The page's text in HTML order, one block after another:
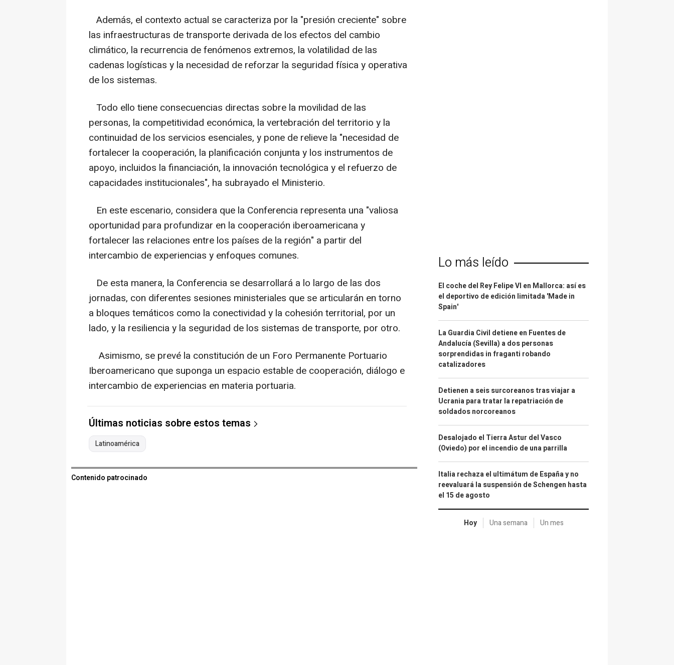
Además, el contexto actual se caracteriza por la "presión creciente" sobre
las infraestructuras de transporte derivada de los efectos del cambio
climático, la recurrencia de fenómenos extremos, la volatilidad de las
cadenas logísticas y la necesidad de reforzar la seguridad física y operativa
de los sistemas.
Todo ello tiene consecuencias directas sobre la movilidad de las
personas, la competitividad económica, la vertebración del territorio y la
continuidad de los servicios esenciales, y pone de relieve la "necesidad de
fortalecer la cooperación, la planificación conjunta y los instrumentos de
apoyo, incluidos la financiación, la innovación tecnológica y el refuerzo de
capacidades institucionales", ha subrayado el Ministerio.
En este escenario, considera que la Conferencia representa una "valiosa
oportunidad para profundizar en la cooperación iberoamericana y
fortalecer las relaciones entre los países de la región" a partir del
intercambio de experiencias y enfoques comunes.
De esta manera, la Conferencia se desarrollará a lo largo de las dos
jornadas, con diferentes sesiones ministeriales que se articularán en torno
a bloques temáticos como la conectividad y la cohesión territorial, por un
lado, y la resiliencia y la seguridad de los sistemas de transporte, por otro.
Asimismo, se prevé la constitución de un Foro Permanente Portuario
Iberoamericano que suponga un espacio estable de cooperación, diálogo e
intercambio de experiencias en materia portuaria.
Últimas noticias sobre estos temas
Latinoamérica
Contenido patrocinado
Lo más leído
El coche del Rey Felipe VI en Mallorca: así es
el deportivo de edición limitada 'Made in
Spain'
La Guardia Civil detiene en Fuentes de
Andalucía (Sevilla) a dos personas
sorprendidas in fraganti robando
catalizadores
Detienen a seis surcoreanos tras viajar a
Ucrania para tratar la repatriación de
soldados norcoreanos
Desalojado el Tierra Astur del Vasco
(Oviedo) por el incendio de una parrilla
Italia rechaza el ultimátum de España y no
reevaluará la suspensión de Schengen hasta
el 15 de agosto
Hoy Una semana Un mes